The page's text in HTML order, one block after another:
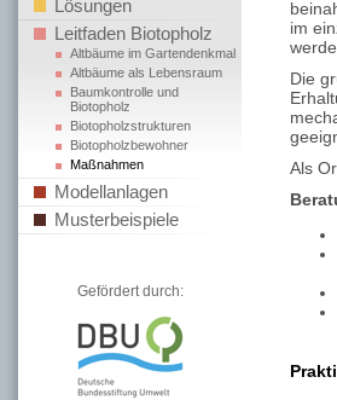
Lösungen
Leitfaden Biotopholz
Altbäume im Gartendenkmal
Altbäume als Lebensraum
Baumkontrolle und
Biotopholz
Biotopholzstrukturen
Biotopholzbewohner
Maßnahmen
Modellanlagen
Musterbeispiele
Gefördert durch:
im
Die
Als